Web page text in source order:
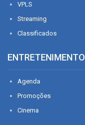
VPLS
Streaming
Classificados
ENTRETENIMENTO
Agenda
Promoções
Cinema